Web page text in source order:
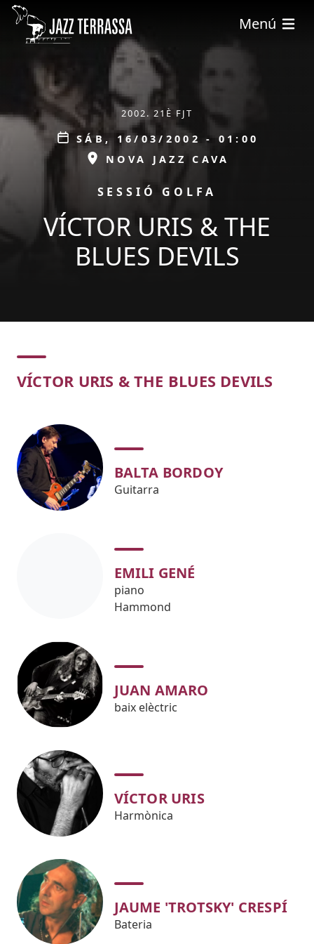
Pasar al contenido principal
Menú
ÀMBIT 2002. 21È FJT
Data
SÁB, 16/03/2002 - 01:00
ESPAI
NOVA JAZZ CAVA
PROMOCIÓSESSIÓ GOLFA
VÍCTOR URIS & THE
BLUES DEVILS
Concert
VÍCTOR URIS & THE BLUES DEVILS
BALTA BORDOY
Guitarra
EMILI GENÉ
piano
Hammond
JUAN AMARO
baix elèctric
VÍCTOR URIS
Harmònica
JAUME 'TROTSKY' CRESPÍ
Bateria